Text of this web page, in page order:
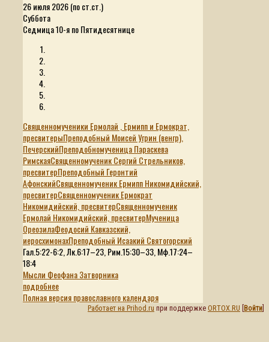
26 июля 2026 (по ст.ст.)
Суббота
Седмица 10-я по Пятидесятнице
Священномученики Ермолай , Ермипп и Ермократ,
пресвитерыПреподобный Моисей Угрин (венгр),
ПечерскийПреподобномученица Параскева
РимскаяСвященномученик Сергий Стрельников,
пресвитерПреподобный Геронтий
АфонскийСвященномученик Ермипп Никомидийский,
пресвитерСвященномученик Ермократ
Никомидийский, пресвитерСвященномученик
Ермолай Никомидийский, пресвитерМученица
ОреозилаФеодосий Кавказский,
иеросхимонахПреподобный Исаакий Святогорский
Гал.5:22-6:2, Лк.6:17–23, Рим.15:30–33, Мф.17:24–
18:4
Мысли Феофана Затворника
подробнее
Полная версия православного календаря
Работает на Prihod.ru при поддержке ORTOX.RU [Войти]